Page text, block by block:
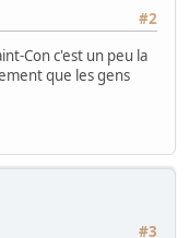
#2
Con c'est un peu la
que les gens
#3